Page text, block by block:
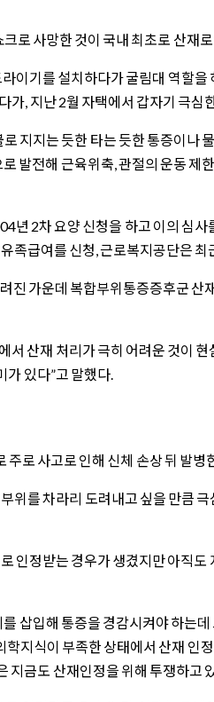
로 사망한 것이 국내 최초로 산재
기를 설치하다가 굴림대 역할
, 지난 2월 자택에서 갑자기 극심
지지는 듯한 타는 듯한 통증이나
발전해 근육위축, 관절의 운동 제
2차 요양 신청을 하고 이의 심
급여를 신청, 근로복지공단은
가운데 복합부위통증증후군
산재 처리가 극히 어려운 것이
있다”고 말했다.
로 사고로 인해 신체 손상 뒤 발
위를 차라리 도려내고 싶을 만큼
정받는 경우가 생겼지만 아직
삽입해 통증을 경감시켜야 하는
지식이 부족한 상태에서 산재
지금도 산재인정을 위해 투쟁하고